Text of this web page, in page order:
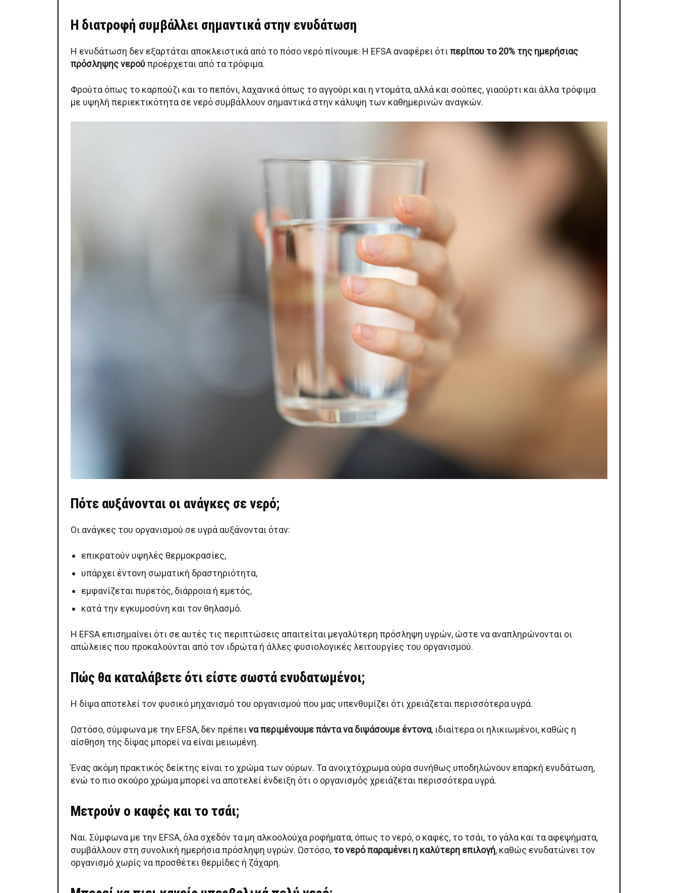
Η διατροφή συμβάλλει σημαντικά στην ενυδάτωση
Η ενυδάτωση δεν εξαρτάται αποκλειστικά από το πόσο νερό πίνουμε. Η EFSA αναφέρει ότιπερίπου το 20% της ημερήσιας
πρόσληψης νερούπροέρχεται από τα τρόφιμα.
Φρούτα όπως το καρπούζι και το πεπόνι, λαχανικά όπως το αγγούρι και η ντομάτα, αλλά και σούπες, γιαούρτι και άλλα τρόφιμα
με υψηλή περιεκτικότητα σε νερό συμβάλλουν σημαντικά στην κάλυψη των καθημερινών αναγκών.
Πότε αυξάνονται οι ανάγκες σε νερό;
Οι ανάγκες του οργανισμού σε υγρά αυξάνονται όταν:
επικρατούν υψηλές θερμοκρασίες,
υπάρχει έντονη σωματική δραστηριότητα,
εμφανίζεται πυρετός, διάρροια ή εμετός,
κατά την εγκυμοσύνη και τον θηλασμό.
Η EFSA επισημαίνει ότι σε αυτές τις περιπτώσεις απαιτείται μεγαλύτερη πρόσληψη υγρών, ώστε να αναπληρώνονται οι
απώλειες που προκαλούνται από τον ιδρώτα ή άλλες φυσιολογικές λειτουργίες του οργανισμού.
Πώς θα καταλάβετε ότι είστε σωστά ενυδατωμένοι;
Η δίψα αποτελεί τον φυσικό μηχανισμό του οργανισμού που μας υπενθυμίζει ότι χρειάζεται περισσότερα υγρά.
Ωστόσο, σύμφωνα με την EFSA, δεν πρέπεινα περιμένουμε πάντα να διψάσουμε έντονα, ιδιαίτερα οι ηλικιωμένοι, καθώς η
αίσθηση της δίψας μπορεί να είναι μειωμένη.
Ένας ακόμη πρακτικός δείκτης είναι το χρώμα των ούρων. Τα ανοιχτόχρωμα ούρα συνήθως υποδηλώνουν επαρκή ενυδάτωση,
ενώ το πιο σκούρο χρώμα μπορεί να αποτελεί ένδειξη ότι ο οργανισμός χρειάζεται περισσότερα υγρά.
Μετρούν ο καφές και το τσάι;
Ναι. Σύμφωνα με την EFSA, όλα σχεδόν τα μη αλκοολούχα ροφήματα, όπως το νερό, ο καφές, το τσάι, το γάλα και τα αφεψήματα,
συμβάλλουν στη συνολική ημερήσια πρόσληψη υγρών. Ωστόσο, το νερό παραμένει η καλύτερη επιλογή, καθώς ενυδατώνει τον
οργανισμό χωρίς να προσθέτει θερμίδες ή ζάχαρη.